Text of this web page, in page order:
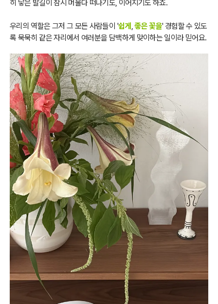
히 닿은 발길이 잠시 머물다 떠나기도, 이어지기도 하죠.
우리의 역할은 그저 그 모든 사람들이 '쉽게 ,좋은 꽃을' 경험할 수 있도
록 묵묵히 같은 자리에서 여러분을 담백하게 맞이하는 일이라 믿어요.